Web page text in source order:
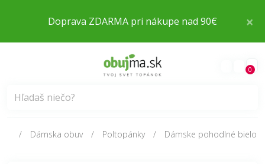
×
Doprava ZDARMA pri nákupe nad 90€
0
Dámska obuv Poltopánky Dámske pohodlné bielo